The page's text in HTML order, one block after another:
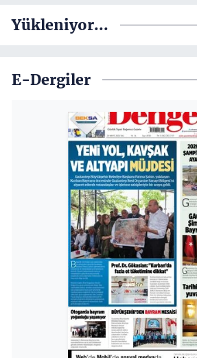
Yükleniyor...
E-Dergiler